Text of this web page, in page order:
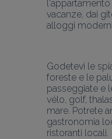
vacanze, dai
alloggi
Godetevi le
foreste e le
passeggiate e
vélo, golf,
mare. Potrete
gastronomia
ristoranti locali.